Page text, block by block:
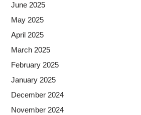
June 2025
May 2025
April 2025
March 2025
February 2025
January 2025
December 2024
November 2024